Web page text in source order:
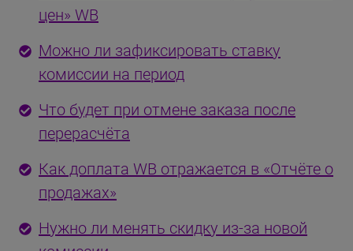
цен» WB
Можно ли зафиксировать ставку
комиссии на период
Что будет при отмене заказа после
перерасчёта
Как доплата WB отражается в «Отчёте о
продажах»
Нужно ли менять скидку из-за новой